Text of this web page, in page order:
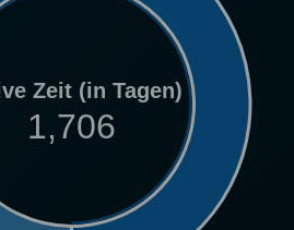
Zeit (in Tagen)
1,706